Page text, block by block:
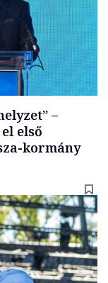
–
első
kormány